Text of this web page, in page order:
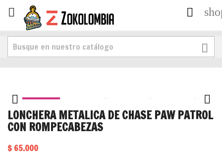
 

 
LONCHERA METALICA DE CHASE PAW PATROL
CON ROMPECABEZAS
$ 65.000